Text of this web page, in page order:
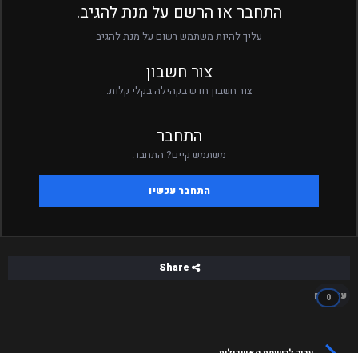
התחבר או הרשם על מנת להגיב.
עליך להיות משתמש רשום על מנת להגיב
צור חשבון
צור חשבון חדש בקהילה בקלי קלות.
התחבר
משתמש קיים? התחבר.
התחבר עכשיו
עוקבים
0